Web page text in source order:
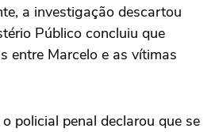
a investigação descartou
Público concluiu que
entre Marcelo e as vítimas
policial penal declarou que se